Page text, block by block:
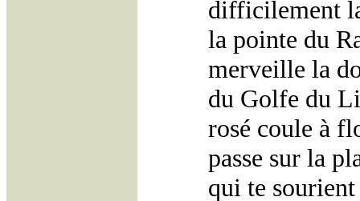
difficilement
la pointe du
merveille la
du Golfe du
rosé coule à
passe sur la
qui te